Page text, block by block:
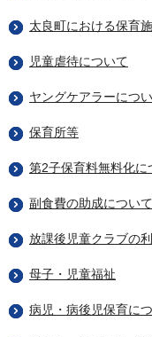
太良町における保育
児童虐待について
ヤングケアラーにつ
保育所等
第2子保育料無料化に
副食費の助成について
放課後児童クラブの
母子・児童福祉
病児・病後児保育に